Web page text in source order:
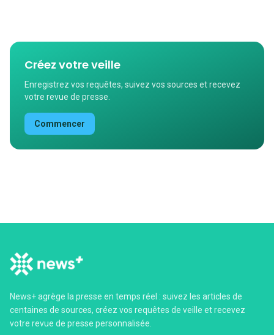
Créez votre veille
Enregistrez vos requêtes, suivez vos sources et recevez
votre revue de presse.
Commencer
News+ agrège la presse en temps réel : suivez les articles de
centaines de sources, créez vos requêtes de veille et recevez
votre revue de presse personnalisée.